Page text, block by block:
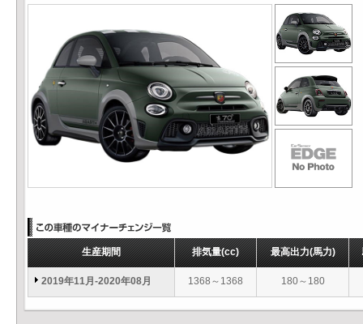
生産期間 排気量(cc) 最高出力(馬力)
2019年11月-2020年08月 1368～1368 180～180